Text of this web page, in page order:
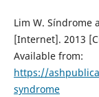
Lim W. Síndrome
[Internet]. 2013
Available from:
https://
syndrome